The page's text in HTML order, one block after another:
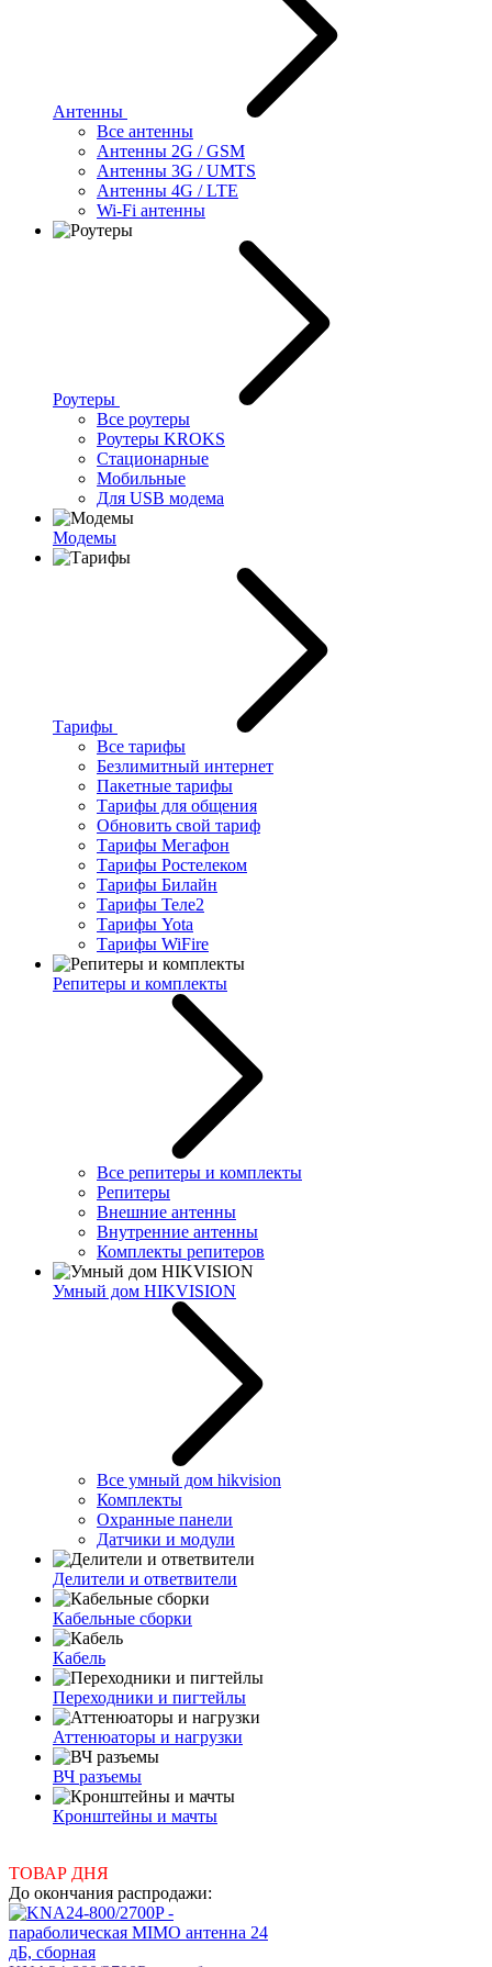
Антенны
Все антенны
Антенны 2G / GSM
Антенны 3G / UMTS
Антенны 4G / LTE
Wi-Fi антенны
Роутеры
Все роутеры
Роутеры KROKS
Стационарные
Мобильные
Для USB модема
Модемы
Тарифы
Все тарифы
Безлимитный интернет
Пакетные тарифы
Тарифы для общения
Обновить свой тариф
Тарифы Мегафон
Тарифы Ростелеком
Тарифы Билайн
Тарифы Теле2
Тарифы Yota
Тарифы WiFire
Репитеры и комплекты
Все репитеры и комплекты
Репитеры
Внешние антенны
Внутренние антенны
Комплекты репитеров
Умный дом HIKVISION
Все умный дом hikvision
Комплекты
Охранные панели
Датчики и модули
Делители и ответвители
Кабельные сборки
Кабель
Переходники и пигтейлы
Аттенюаторы и нагрузки
ВЧ разъемы
Кронштейны и мачты
ТОВАР ДНЯ
До окончания распродажи: